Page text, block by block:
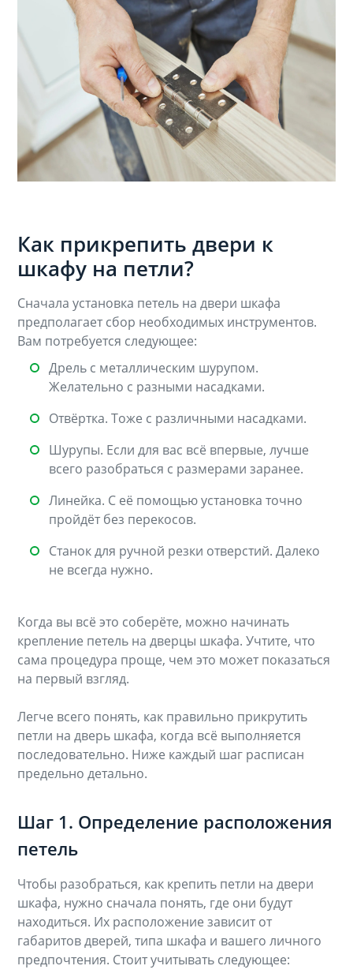
Как прикрепить двери к
шкафу на петли?
Сначала установка петель на двери шкафа
предполагает сбор необходимых инструментов.
Вам потребуется следующее:
Дрель с металлическим шурупом.
Желательно с разными насадками.
Отвёртка. Тоже с различными насадками.
Шурупы. Если для вас всё впервые, лучше
всего разобраться с размерами заранее.
Линейка. С её помощью установка точно
пройдёт без перекосов.
Станок для ручной резки отверстий. Далеко
не всегда нужно.
Когда вы всё это соберёте, можно начинать
крепление петель на дверцы шкафа. Учтите, что
сама процедура проще, чем это может показаться
на первый взгляд.
Легче всего понять, как правильно прикрутить
петли на дверь шкафа, когда всё выполняется
последовательно. Ниже каждый шаг расписан
предельно детально.
Шаг 1. Определение расположения
петель
Чтобы разобраться, как крепить петли на двери
шкафа, нужно сначала понять, где они будут
находиться. Их расположение зависит от
габаритов дверей, типа шкафа и вашего личного
предпочтения. Стоит учитывать следующее: